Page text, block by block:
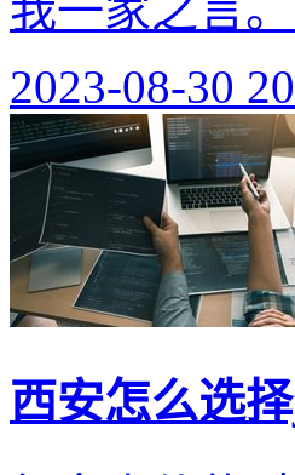
2023-08-30
西安怎么选